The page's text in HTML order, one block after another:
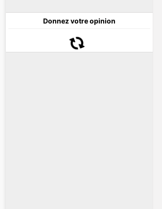
Donnez votre opinion